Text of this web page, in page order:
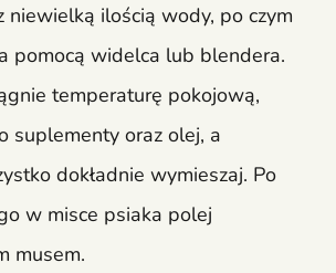
niewielką ilością wody, po czym
pomocą widelca lub blendera.
temperaturę pokojową,
suplementy oraz olej, a
dokładnie wymieszaj. Po
w misce psiaka polej
musem.